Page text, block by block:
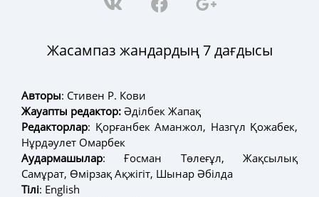
Жасампаз жандардың 7 дағдысы
Авторы: Стивен Р. Кови
Жауапты редактор: Әділбек Жапақ
Редакторлар: Қорғанбек Аманжол, Назгүл Қожабек,
Нұрдәулет Омарбек
Аудармашылар: Ғосман Төлеғұл, Жақсылық
Самұрат, Өмірзақ Ақжігіт, Шынар Әбілда
Тілі: English